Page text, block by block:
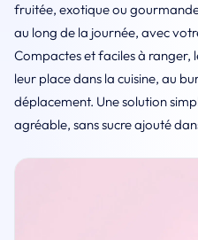
fruitée, exotique ou
au long de la journée, avec
Compactes et faciles à ranger,
leur place dans la cuisine, au
déplacement. Une solution
agréable, sans sucre ajouté